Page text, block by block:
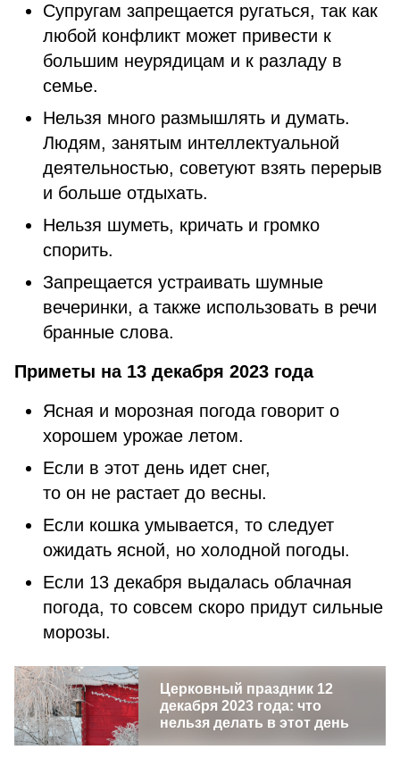
Супругам запрещается ругаться, так как
любой конфликт может привести к
большим неурядицам и к разладу в
семье.
Нельзя много размышлять и думать.
Людям, занятым интеллектуальной
деятельностью, советуют взять перерыв
и больше отдыхать.
Нельзя шуметь, кричать и громко
спорить.
Запрещается устраивать шумные
вечеринки, а также использовать в речи
бранные слова.
Приметы на 13 декабря 2023 года
Ясная и морозная погода говорит о
хорошем урожае летом.
Если в этот день идет снег,
то он не растает до весны.
Если кошка умывается, то следует
ожидать ясной, но холодной погоды.
Если 13 декабря выдалась облачная
погода, то совсем скоро придут сильные
морозы.
Церковный праздник 12
декабря 2023 года: что
нельзя делать в этот день